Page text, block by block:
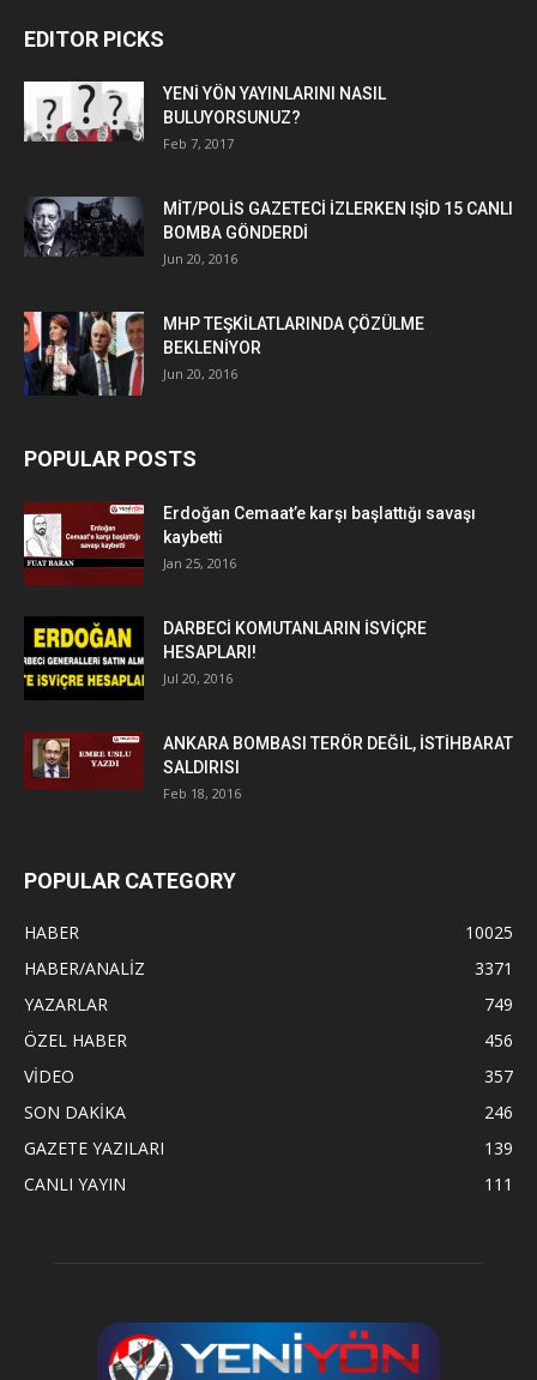
EDITOR PICKS
YENİ YÖN YAYINLARINI NASIL
BULUYORSUNUZ?
Feb 7, 2017
MİT/POLİS GAZETECİ İZLERKEN IŞİD 15 CANLI
BOMBA GÖNDERDİ
Jun 20, 2016
MHP TEŞKİLATLARINDA ÇÖZÜLME
BEKLENİYOR
Jun 20, 2016
POPULAR POSTS
Erdoğan Cemaat’e karşı başlattığı savaşı
kaybetti
Jan 25, 2016
DARBECİ KOMUTANLARIN İSVİÇRE
HESAPLARI!
Jul 20, 2016
ANKARA BOMBASI TERÖR DEĞİL, İSTİHBARAT
SALDIRISI
Feb 18, 2016
POPULAR CATEGORY
HABER
10025
HABER/ANALİZ
3371
YAZARLAR
749
ÖZEL HABER
456
VİDEO
357
SON DAKİKA
246
GAZETE YAZILARI
139
CANLI YAYIN
111